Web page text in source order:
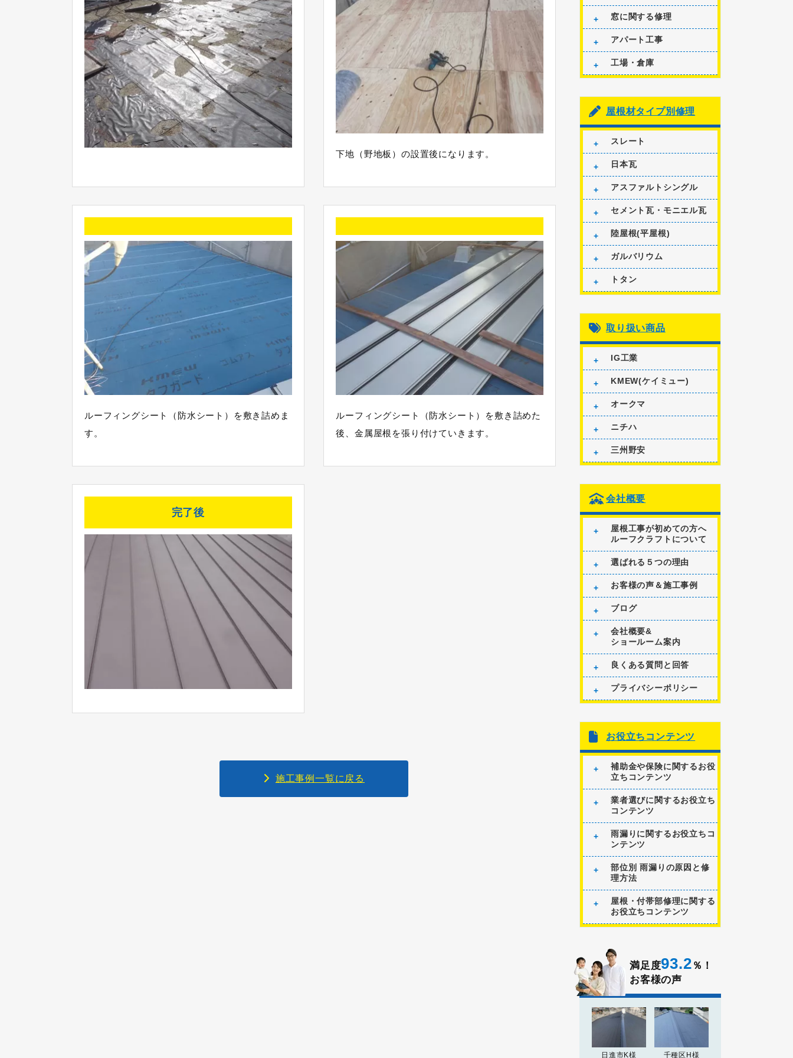
下地（野地板）の設置後になります。
ルーフィングシート（防水シート）を敷き詰めま
す。
ルーフィングシート（防水シート）を敷き詰めた
後、金属屋根を張り付けていきます。
完了後
施工事例一覧に戻る
窓に関する修理
アパート工事
工場・倉庫
屋根材タイプ別修理
スレート
日本瓦
アスファルトシングル
セメント瓦・モニエル瓦
陸屋根(平屋根)
ガルバリウム
トタン
取り扱い商品
IG工業
KMEW(ケイミュー)
オークマ
ニチハ
三州野安
会社概要
屋根工事が初めての方へ
ルーフクラフトについて
選ばれる５つの理由
お客様の声＆施工事例
ブログ
会社概要&
ショールーム案内
良くある質問と回答
プライバシーポリシー
お役立ちコンテンツ
補助金や保険に関するお役
立ちコンテンツ
業者選びに関するお役立ち
コンテンツ
雨漏りに関するお役立ちコ
ンテンツ
部位別 雨漏りの原因と修
理方法
屋根・付帯部修理に関する
お役立ちコンテンツ
満足度93.2 ％！
お客様の声
日進市K様 千種区H様